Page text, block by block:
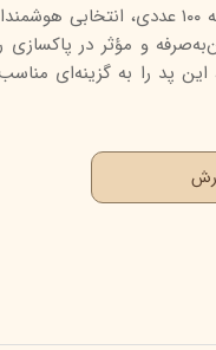
پد آرایش پاک کن پنکافت بسته ۱۰۰
و مؤثر در پاکسازی
پد را به گزینه‌ای